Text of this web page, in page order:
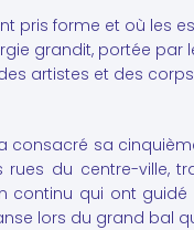
pris forme et où les
grandit, portée par
artistes et des
a consacré sa
rues du centre-ville,
continu qui ont
lors du grand bal